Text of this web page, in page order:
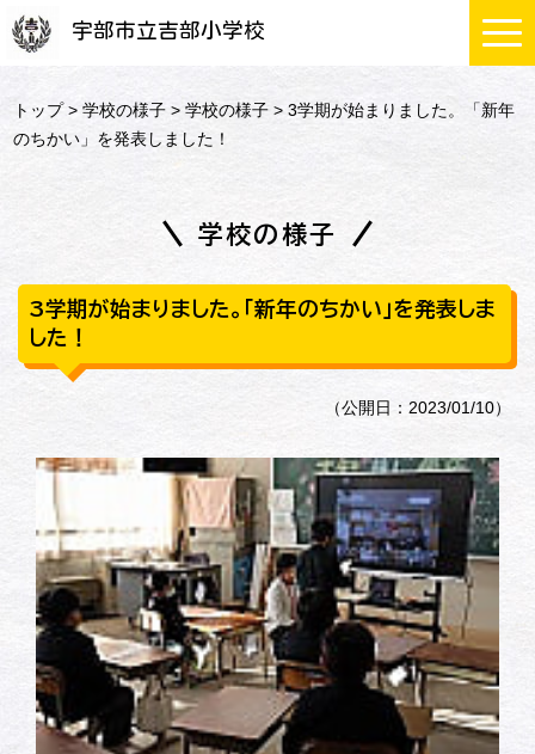
宇部市立吉部小学校
トップ>学校の様子 >学校の様子 > 3学期が始まりました。「新年
のちかい」を発表しました！
学校の様子
3学期が始まりました。「新年のちかい」を発表しま
した！
（公開日：2023/01/10）